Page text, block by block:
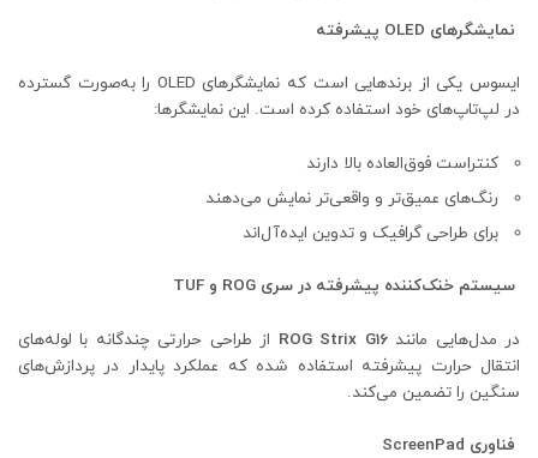
نمایشگرهای OLED پیشرفته
ایسوس یکی از برندهایی است که نمایشگرهای OLED را به‌صورت گسترده
در لپ‌تاپ‌های خود استفاده کرده است. این نمایشگرها:
کنتراست فوق‌العاده بالا دارند
رنگ‌های عمیق‌تر و واقعی‌تر نمایش می‌دهند
برای طراحی گرافیک و تدوین ایده‌آل‌اند
سیستم خنک‌کننده پیشرفته در سری ROG و TUF
در مدل‌هایی مانندROG Strix G16 از طراحی حرارتی چندگانه با لوله‌های
انتقال حرارت پیشرفته استفاده شده که عملکرد پایدار در پردازش‌های
سنگین را تضمین می‌کند.
فناوری ScreenPad